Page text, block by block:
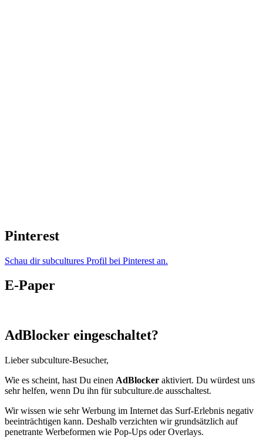
Pinterest
Schau dir subcultures Profil bei Pinterest an.
E-Paper
AdBlocker eingeschaltet?
Lieber subculture-Besucher,
Wie es scheint, hast Du einen AdBlocker aktiviert. Du würdest uns
sehr helfen, wenn Du ihn für subculture.de ausschaltest.
Wir wissen wie sehr Werbung im Internet das Surf-Erlebnis negativ
beeinträchtigen kann. Deshalb verzichten wir grundsätzlich auf
penetrante Werbeformen wie Pop-Ups oder Overlays.